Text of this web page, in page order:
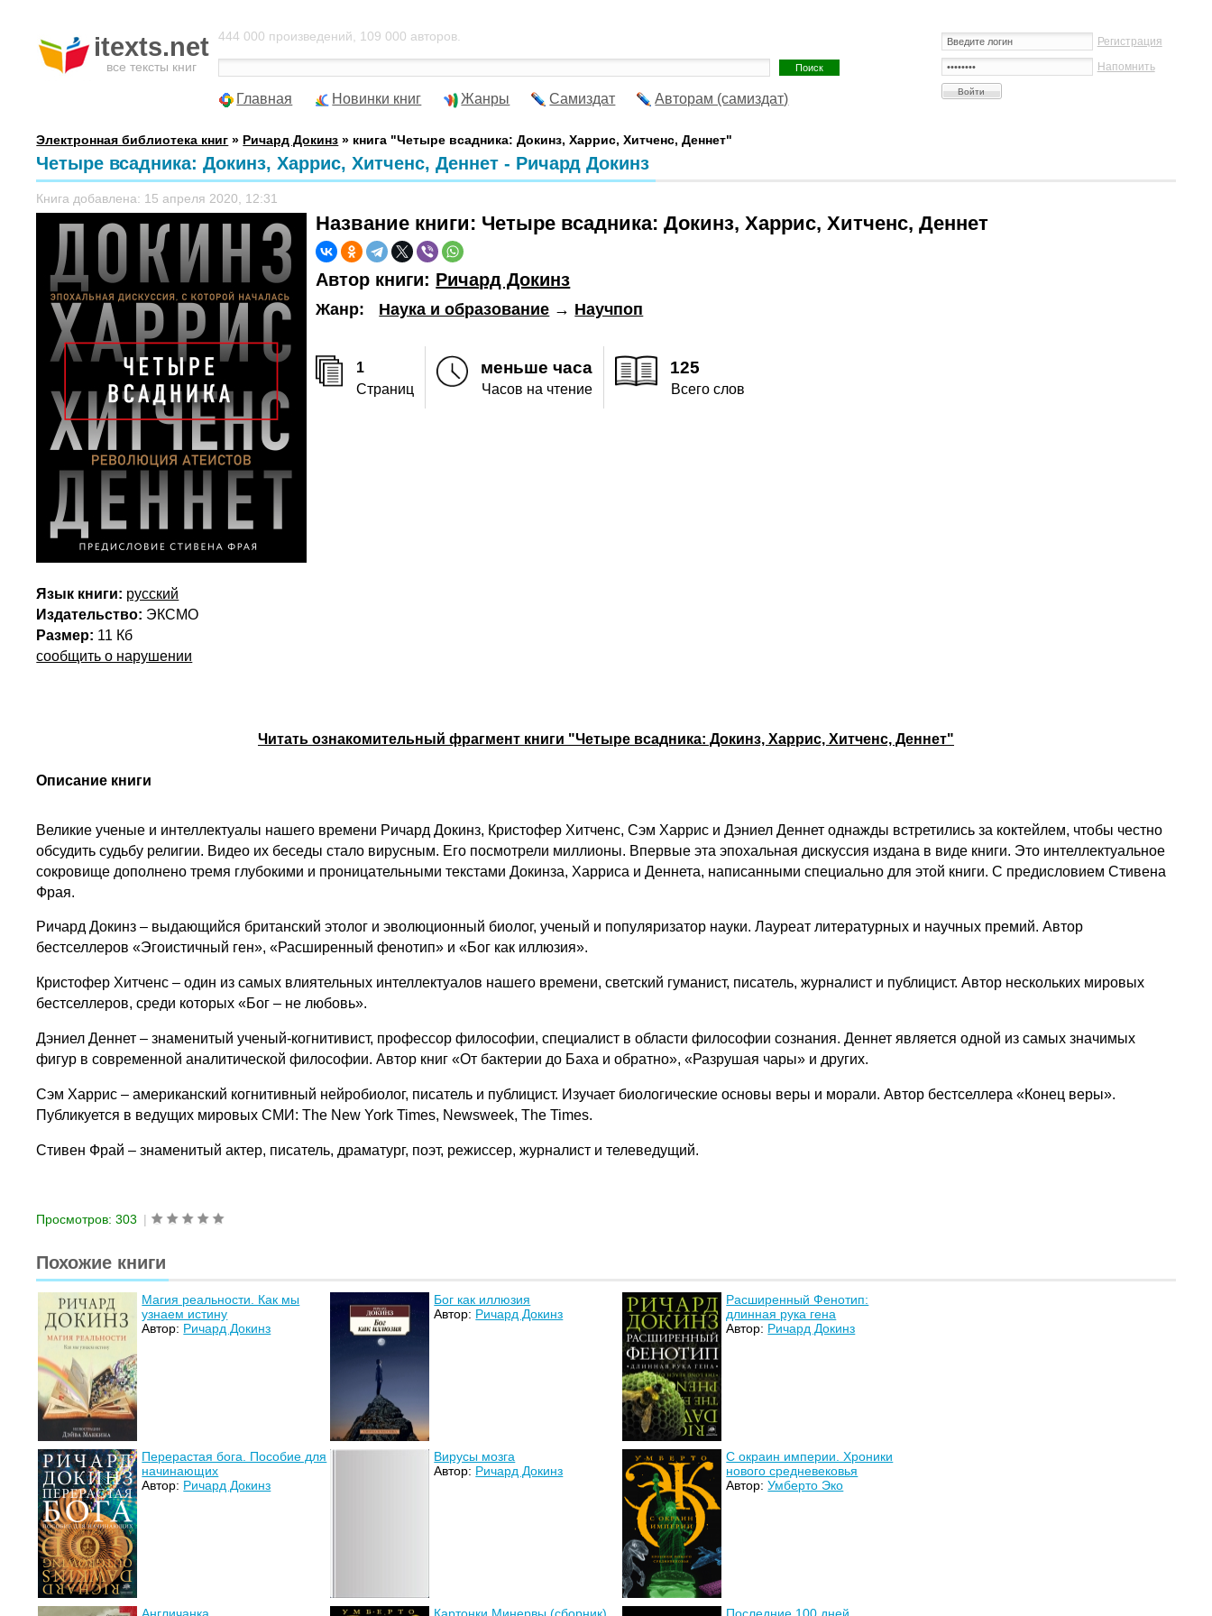
itexts.net
все тексты книг
Регистрация
Напомнить
444 000 произведений, 109 000 авторов.
Главная Новинки книг Жанры Самиздат Авторам (самиздат)
Электронная библиотека книг » Ричард Докинз » книга "Четыре всадника: Докинз, Харрис, Хитченс, Деннет"
Четыре всадника: Докинз, Харрис, Хитченс, Деннет - Ричард Докинз
Книга добавлена: 15 апреля 2020, 12:31
Название книги: Четыре всадника: Докинз, Харрис, Хитченс, Деннет
Автор книги: Ричард Докинз
Жанр: Наука и образование → Научпоп
1
Страниц
меньше часа
Часов на чтение
125
Всего слов
Язык книги: русский
Издательство: ЭКСМО
Размер: 11 Кб
сообщить о нарушении
Читать ознакомительный фрагмент книги "Четыре всадника: Докинз, Харрис, Хитченс, Деннет"
Описание книги
Великие ученые и интеллектуалы нашего времени Ричард Докинз, Кристофер Хитченс, Сэм Харрис и Дэниел Деннет однажды встретились за коктейлем, чтобы честно
обсудить судьбу религии. Видео их беседы стало вирусным. Его посмотрели миллионы. Впервые эта эпохальная дискуссия издана в виде книги. Это интеллектуальное
сокровище дополнено тремя глубокими и проницательными текстами Докинза, Харриса и Деннета, написанными специально для этой книги. С предисловием Стивена
Фрая.
Ричард Докинз – выдающийся британский этолог и эволюционный биолог, ученый и популяризатор науки. Лауреат литературных и научных премий. Автор
бестселлеров «Эгоистичный ген», «Расширенный фенотип» и «Бог как иллюзия».
Кристофер Хитченс – один из самых влиятельных интеллектуалов нашего времени, светский гуманист, писатель, журналист и публицист. Автор нескольких мировых
бестселлеров, среди которых «Бог – не любовь».
Дэниел Деннет – знаменитый ученый-когнитивист, профессор философии, специалист в области философии сознания. Деннет является одной из самых значимых
фигур в современной аналитической философии. Автор книг «От бактерии до Баха и обратно», «Разрушая чары» и других.
Сэм Харрис – американский когнитивный нейробиолог, писатель и публицист. Изучает биологические основы веры и морали. Автор бестселлера «Конец веры».
Публикуется в ведущих мировых СМИ: The New York Times, Newsweek, The Times.
Стивен Фрай – знаменитый актер, писатель, драматург, поэт, режиссер, журналист и телеведущий.
Просмотров: 303 |
Похожие книги
Магия реальности. Как мы
узнаем истину
Автор: Ричард Докинз
Бог как иллюзия
Автор: Ричард Докинз
Расширенный Фенотип:
длинная рука гена
Автор: Ричард Докинз
Перерастая бога. Пособие для
начинающих
Автор: Ричард Докинз
Вирусы мозга
Автор: Ричард Докинз
С окраин империи. Хроники
нового средневековья
Автор:Умберто Эко